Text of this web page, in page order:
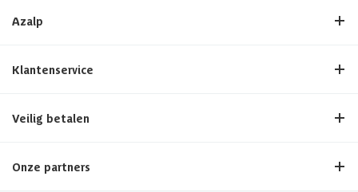
Azalp
Klantenservice
Veilig betalen
Onze partners